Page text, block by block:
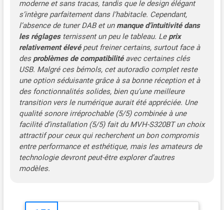
moderne et sans tracas, tandis que le design élégant
s’intègre parfaitement dans l’habitacle. Cependant,
l’absence de tuner DAB et un manque d’intuitivité dans
les réglagesternissent un peu le tableau. Le prix
relativement élevépeut freiner certains, surtout face à
des problèmes de compatibilitéavec certaines clés
USB. Malgré ces bémols, cet autoradio complet reste
une option séduisante grâce à sa bonne réception et à
des fonctionnalités solides, bien qu’une meilleure
transition vers le numérique aurait été appréciée. Une
qualité sonore irréprochable (5/5) combinée à une
facilité d’installation (5/5) fait du MVH-S320BT un choix
attractif pour ceux qui recherchent un bon compromis
entre performance et esthétique, mais les amateurs de
technologie devront peut-être explorer d’autres
modèles.